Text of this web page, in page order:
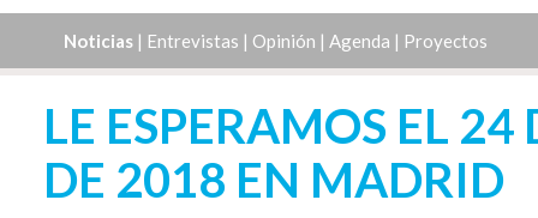
Noticias| Entrevistas | Opinión | Agenda | Proyectos
LE ESPERAMOS EL 24
DE 2018 EN MADRID